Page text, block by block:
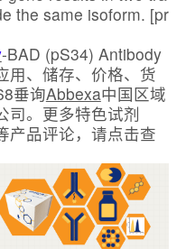
the same isoform. [pr
-BAD (pS34) Antibody
用、储存、价格、货
垂询Abbexa中国区域
司。更多特色试剂
产品评论，请点击查